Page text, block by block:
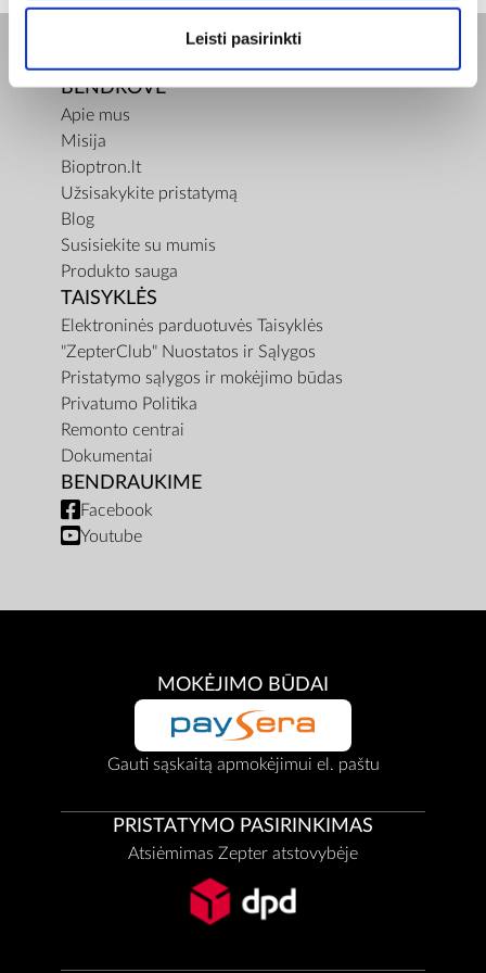
Leisti pasirinkti
BENDROVĖ
Apie mus
Misija
Bioptron.lt
Užsisakykite pristatymą
Blog
Susisiekite su mumis
Produkto sauga
TAISYKLĖS
Elektroninės parduotuvės Taisyklės
"ZepterClub" Nuostatos ir Sąlygos
Pristatymo sąlygos ir mokėjimo būdas
Privatumo Politika
Remonto centrai
Dokumentai
BENDRAUKIME
Facebook
Youtube
MOKĖJIMO BŪDAI
Gauti sąskaitą apmokėjimui el. paštu
PRISTATYMO PASIRINKIMAS
Atsiėmimas Zepter atstovybėje